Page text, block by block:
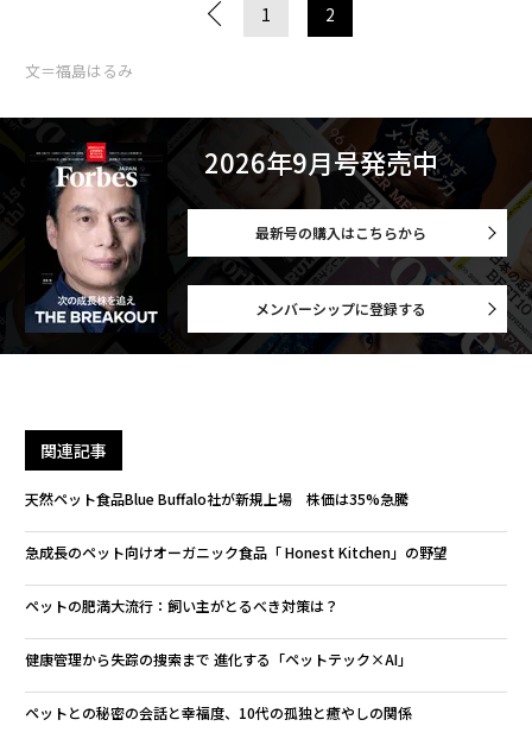
1 2
文＝福島はるみ
2026年9月号発売中
最新号の購入はこちらから
メンバーシップに登録する
関連記事
天然ペット食品Blue Buffalo社が新規上場 株価は35%急騰
急成長のペット向けオーガニック食品「 Honest Kitchen」の野望
ペットの肥満大流行：飼い主がとるべき対策は？
健康管理から失踪の捜索まで 進化する「ペットテック×AI」
ペットとの秘密の会話と幸福度、10代の孤独と癒やしの関係